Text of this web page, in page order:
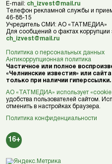
E-mail: ch_izvest@mail.ru
Телефон рекламной службы и
46-88-15
Учредитель СМИ: АО «ТАТМЕДИА»
Для сообщений о фактах коррупции
ch_izvest@mail.ru
Политика о персональных данных
Антикоррупционная политика
Частичное или полное
«Челнинские известия» или сайта
только при наличии гиперссылки.
АО «ТАТМЕДИА» использует
удобства пользователей сайтом.
отменить в настройках браузера.
Политика конфиденциальности
16+